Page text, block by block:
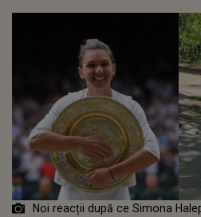
Noi reacții după ce Simona